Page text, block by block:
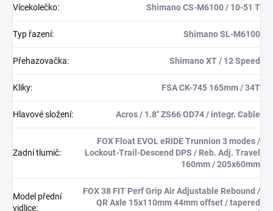
Vícekolečko: Shimano CS-M6100 / 10-51 T
Typ řazení: Shimano SL-M6100
Přehazovačka: Shimano XT / 12 Speed
Kliky: FSA CK-745 165mm / 34T
Hlavové složení: Acros / 1.8" ZS66 OD74 / integr. Cable
Zadní tlumič:
FOX Float EVOL eRIDE Trunnion 3 modes /
Lockout-Trail-Descend DPS / Reb. Adj. Travel
160mm / 205x60mm
Model přední
vidlice:
FOX 38 FIT Perf Grip Air Adjustable Rebound /
QR Axle 15x110mm 44mm offset / tapered